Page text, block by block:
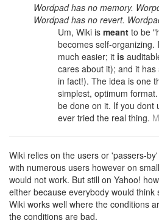
Wordpad has no memory.
Wordpad has no revert.
Um, Wiki is meant to be
becomes self-
much easier; it is
cares about it); and it has
in fact!). The idea is one
simplest, optimum
be done on it. If you dont
ever tried the real thing.
Wiki relies on the users or 'passers-
with numerous users however on
would not work. But still on Yahoo!
either because everybody would think
Wiki works well where the conditions
the conditions are bad.